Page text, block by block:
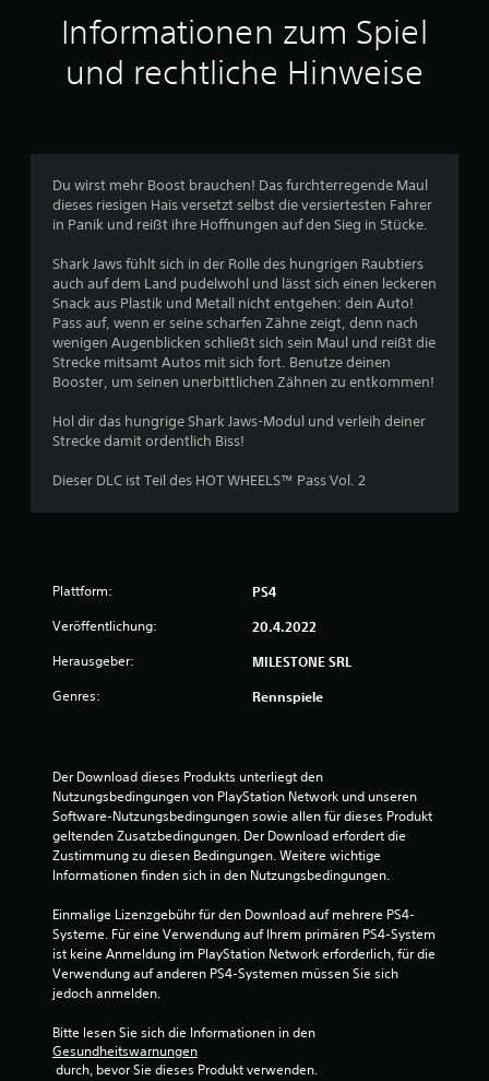
t
t
c
h
e
B
e
w
e
t
6
9
o
n
Informationen zum Spiel
und rechtliche Hinweise
Du wirst mehr Boost brauchen! Das furchterregende Maul
dieses riesigen Hais versetzt selbst die versiertesten Fahrer
in Panik und reißt ihre Hoffnungen auf den Sieg in Stücke.
Shark Jaws fühlt sich in der Rolle des hungrigen Raubtiers
auch auf dem Land pudelwohl und lässt sich einen leckeren
Snack aus Plastik und Metall nicht entgehen: dein Auto!
Pass auf, wenn er seine scharfen Zähne zeigt, denn nach
wenigen Augenblicken schließt sich sein Maul und reißt die
Strecke mitsamt Autos mit sich fort. Benutze deinen
Booster, um seinen unerbittlichen Zähnen zu entkommen!
Hol dir das hungrige Shark Jaws-Modul und verleih deiner
Strecke damit ordentlich Biss!
Dieser DLC ist Teil des HOT WHEELS™ Pass Vol. 2
Plattform: PS4
Veröffentlichung: 20.4.2022
Herausgeber: MILESTONE SRL
Genres: Rennspiele
Der Download dieses Produkts unterliegt den
Nutzungsbedingungen von PlayStation Network und unseren
Software-Nutzungsbedingungen sowie allen für dieses Produkt
geltenden Zusatzbedingungen. Der Download erfordert die
Zustimmung zu diesen Bedingungen. Weitere wichtige
Informationen finden sich in den Nutzungsbedingungen.
Einmalige Lizenzgebühr für den Download auf mehrere PS4-
Systeme. Für eine Verwendung auf Ihrem primären PS4-System
ist keine Anmeldung im PlayStation Network erforderlich, für die
Verwendung auf anderen PS4-Systemen müssen Sie sich
jedoch anmelden.
Bitte lesen Sie sich die Informationen in den
Gesundheitswarnungen
durch, bevor Sie dieses Produkt verwenden.